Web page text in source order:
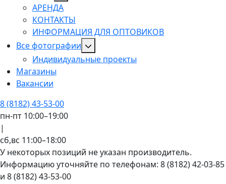
АРЕНДА
КОНТАКТЫ
ИНФОРМАЦИЯ ДЛЯ ОПТОВИКОВ
Все фотографии
Индивидуальные проекты
Магазины
Вакансии
8 (8182) 43-53-00
пн-пт 10:00–19:00
|
сб,вс 11:00–18:00
У некоторых позиций не указан производитель.
Информацию уточняйте по телефонам: 8 (8182) 42-03-85
и 8 (8182) 43-53-00